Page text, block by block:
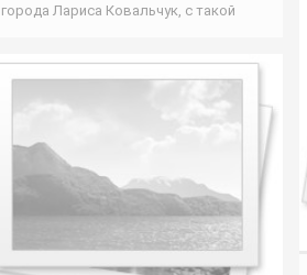
города Лариса Ковальчук, с такой